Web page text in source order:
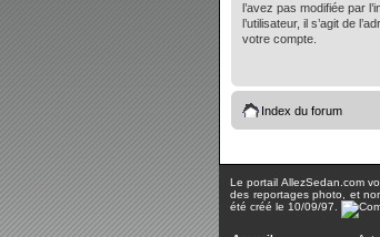
l’avez pas modifiée par
l’utilisateur, il s’agit de
votre compte.
Index du forum
Le portail AllezSedan.com
des reportages photo, et
été créé le 10/09/97.